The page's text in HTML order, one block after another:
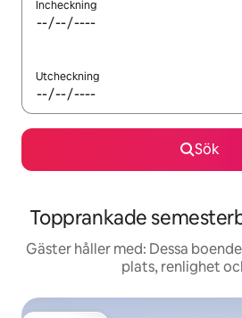
Incheckning
Utcheckning
Sök
Topprankade
Gäster håller med: Dessa
plats, renlighet